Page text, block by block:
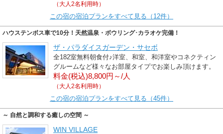
（大人2名利用時）
この宿の宿泊プランをすべて見る（12件）
ハウステンボス車で10分！天然温泉・ボウリング･カラオケ完備！
ザ・パラダイスガーデン・サセボ
全182室無料朝食付♪洋室、和室、和洋室やコネクティン
グルームなど様々なお部屋タイプでお楽しみ頂けます。
料金(税込)8,800円～/人
（大人2名利用時）
この宿の宿泊プランをすべて見る（45件）
～ 自然と調和する癒しの空間 ～
WIN VILLAGE